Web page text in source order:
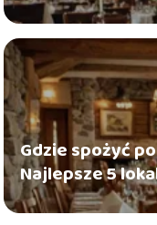
Gdzie spożyć
Najlepsze 5